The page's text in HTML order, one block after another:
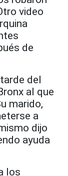
video
de
del
al que
marido,
a
dijo
ayuda
los